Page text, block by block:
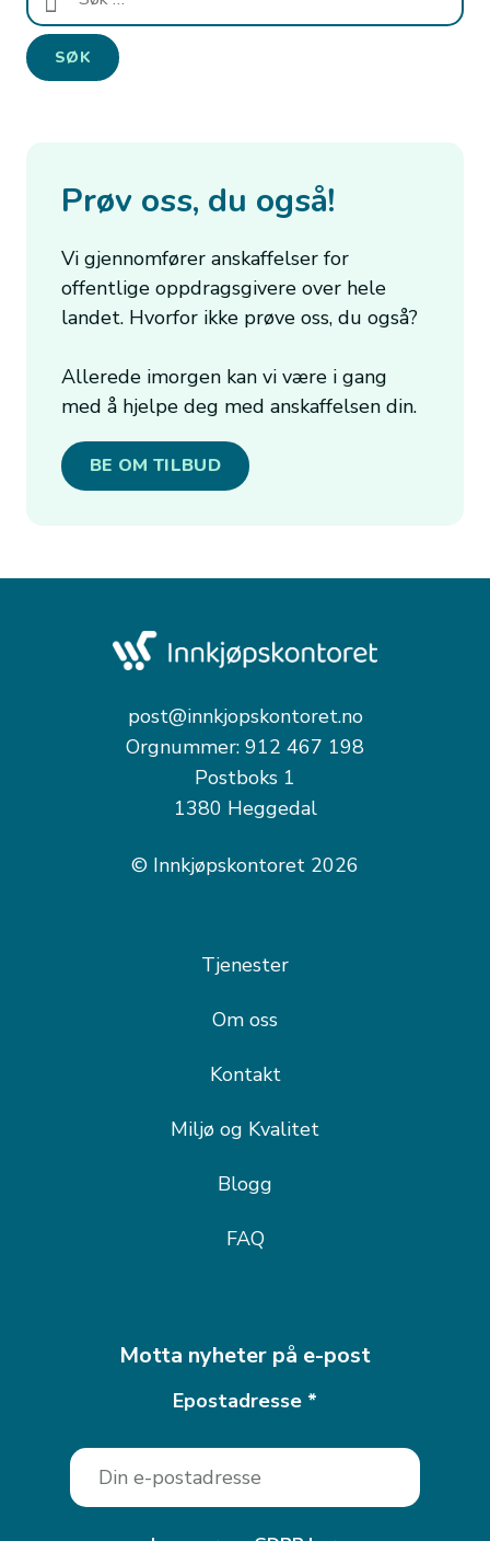
etter:
Prøv oss, du også!
Vi gjennomfører anskaffelser for
offentlige oppdragsgivere over hele
landet. Hvorfor ikke prøve oss, du også?
Allerede imorgen kan vi være i gang
med å hjelpe deg med anskaffelsen din.
BE OM TILBUD
post@innkjopskontoret.no
Orgnummer: 912 467 198
Postboks 1
1380 Heggedal
© Innkjøpskontoret 2026
Tjenester
Om oss
Kontakt
Miljø og Kvalitet
Blogg
FAQ
Motta nyheter på e-post
Epostadresse *